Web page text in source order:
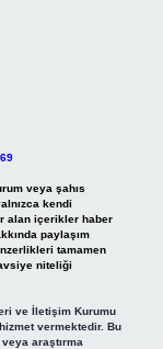
veya şahıs
kendi
alan içerikler haber
paylaşım
tamamen
niteliği
ve İletişim Kurumu
vermektedir. Bu
araştırma